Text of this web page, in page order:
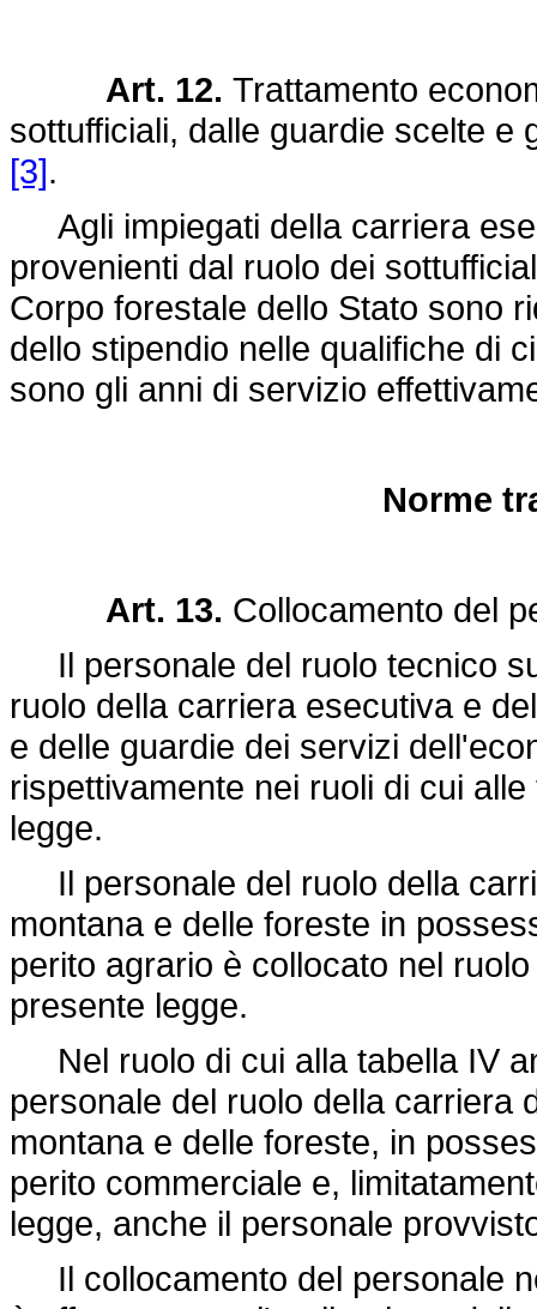
Art. 12. Trattamento
sottufficiali, dalle guardie scelte e
[3].
Agli impiegati della carriera
provenienti dal ruolo dei
Corpo forestale dello Stato sono
dello stipendio nelle qualifiche di
sono gli anni di servizio
Norme
Art. 13. Collocamento del
Il personale del ruolo tecnico
ruolo della carriera esecutiva e
e delle guardie dei servizi
rispettivamente nei ruoli di cui
legge.
Il personale del ruolo della
montana e delle foreste in
perito agrario è collocato nel
presente legge.
Nel ruolo di cui alla tabella IV
personale del ruolo della carriera
montana e delle foreste, in
perito commerciale e,
legge, anche il personale
Il collocamento del personale